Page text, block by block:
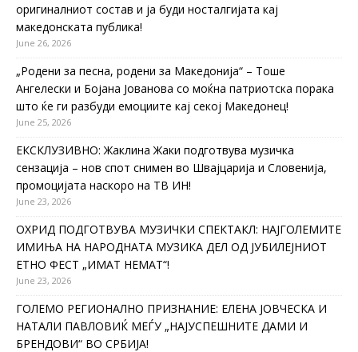
оригиналниот состав и ја буди носталгијата кај
македонската публика!
June 26, 2026
„Родени за песна, родени за Македонија“ – Тоше
Ангелески и Бојана Јованова со моќна патриотска порака
што ќе ги разбуди емоциите кај секој Македонец!
June 25, 2026
ЕКСКЛУЗИВНО: Жаклина Жаки подготвува музичка
сензација – нов спот снимен во Швајцарија и Словенија,
промоцијата наскоро на ТВ ИН!
June 23, 2026
ОХРИД ПОДГОТВУВА МУЗИЧКИ СПЕКТАКЛ: НАЈГОЛЕМИТЕ
ИМИЊА НА НАРОДНАТА МУЗИКА ДЕЛ ОД ЈУБИЛЕЈНИОТ
ЕТНО ФЕСТ „ИМАТ НЕМАТ“!
June 23, 2026
ГОЛЕМО РЕГИОНАЛНО ПРИЗНАНИЕ: ЕЛЕНА ЈОВЧЕСКА И
НАТАЛИ ПАВЛОВИЌ МЕЃУ „НАЈУСПЕШНИТЕ ДАМИ И
БРЕНДОВИ“ ВО СРБИЈА!